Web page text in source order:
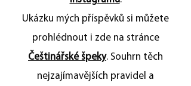
Ukázku mých příspěvků si můžete
prohlédnout i zde na stránce
Češtinářské špeky. Souhrn těch
nejzajímavějších pravidel a